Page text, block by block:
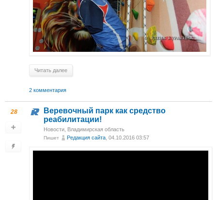
Читать далее
2 комментария
28
Веревочный парк как средство
реабилитации!
Новости Владимирская область
Пишет Редакция сайта , 04.10.2016 03:57